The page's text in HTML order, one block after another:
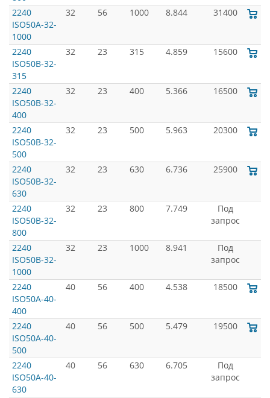
2240
ISO50A-32-
1000
32 56 1000 8.844 31400
2240
ISO50B-32-
315
32 23 315 4.859 15600
2240
ISO50B-32-
400
32 23 400 5.366 16500
2240
ISO50B-32-
500
32 23 500 5.963 20300
2240
ISO50B-32-
630
32 23 630 6.736 25900
2240
ISO50B-32-
800
32 23 800 7.749
Под
запрос
2240
ISO50B-32-
1000
32 23 1000 8.941
Под
запрос
2240
ISO50A-40-
400
40 56 400 4.538 18500
2240
ISO50A-40-
500
40 56 500 5.479 19500
2240
ISO50A-40-
630
40 56 630 6.705
Под
запрос